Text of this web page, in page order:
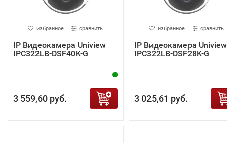
избранное сравнить
IP Видеокамера Uniview
IPC322LB-DSF40K-G
3 559,60 руб.
избранное сравнить
IP Видеокамера Uniview
IPC322LB-DSF28K-G
3 025,61 руб.